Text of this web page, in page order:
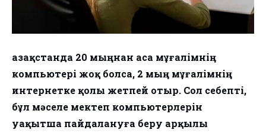
Қазақстанда 20 мыңнан аса мұғалімнің
компьютері жоқ болса, 2 мың мұғалімнің
интернетке қолы жетпей отыр. Сол себепті,
бұл мәселе мектеп компьютерлерін
уақытша пайдалануға беру арқылы